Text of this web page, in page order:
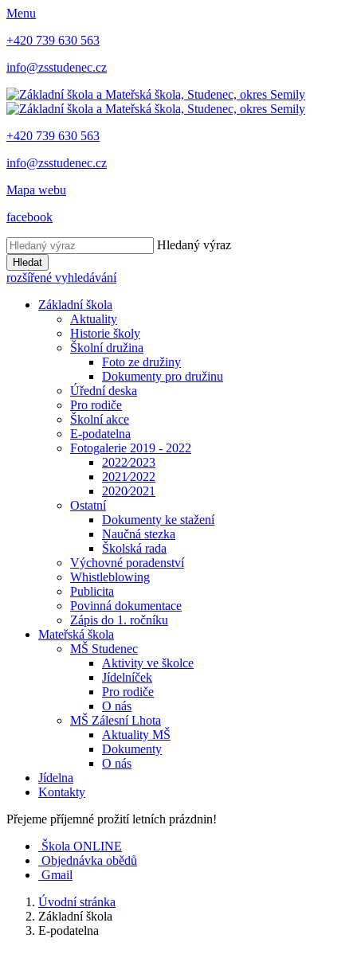
Menu
+420 739 630 563
info@zsstudenec.cz
+420 739 630 563
info@zsstudenec.cz
Mapa webu
facebook
Hledaný výraz
Hledat
rozšířené vyhledávání
Základní škola
Aktuality
Historie školy
Školní družina
Foto ze družiny
Dokumenty pro družinu
Úřední deska
Pro rodiče
Školní akce
E-podatelna
Fotogalerie 2019 - 2022
2022⁄2023
2021⁄2022
2020⁄2021
Ostatní
Dokumenty ke stažení
Naučná stezka
Školská rada
Výchovné poradenství
Whistleblowing
Publicita
Povinná dokumentace
Zápis do 1. ročníku
Mateřská škola
MŠ Studenec
Aktivity ve školce
Jídelníček
Pro rodiče
O nás
MŠ Zálesní Lhota
Aktuality MŠ
Dokumenty
O nás
Jídelna
Kontakty
Přejeme příjemné prožití letních prázdnin!
Škola ONLINE
Objednávka obědů
Gmail
Úvodní stránka
Základní škola
E-podatelna